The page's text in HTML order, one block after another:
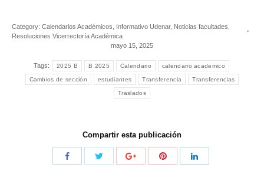
Category: Calendarios Académicos Informativo Udenar, Noticias facultades
Resoluciones Vicerrectoría Académica
mayo 15, 2025
Tags: 2025 B B 2025 Calendario calendario academico
Cambios de sección estudiantes Transferencia Transferencias
Traslados
Compartir esta publicación